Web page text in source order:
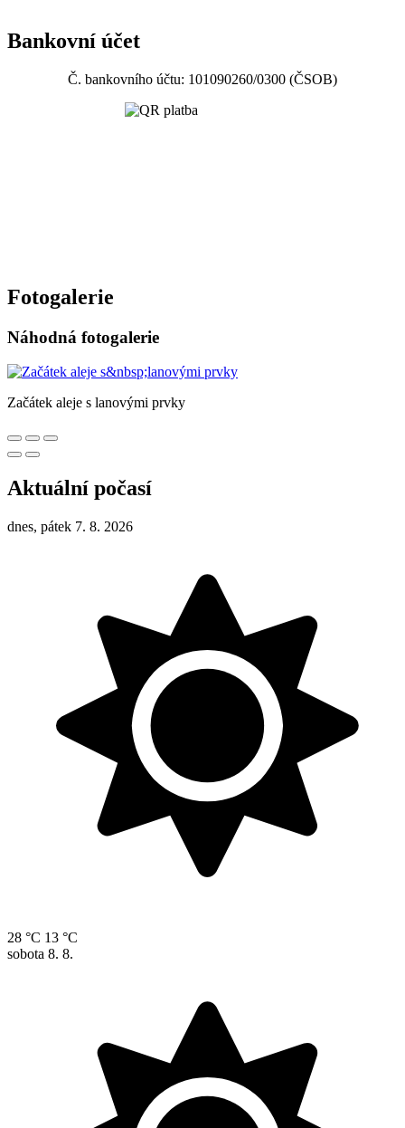
Bankovní účet
Č. bankovního účtu: 101090260/0300 (ČSOB)
Fotogalerie
Náhodná fotogalerie
Začátek aleje s lanovými prvky
Aktuální počasí
dnes, pátek 7. 8. 2026
28 °C 13 °C
sobota 8. 8.